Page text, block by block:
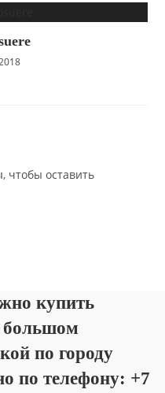
, чтобы оставить
купить
большом
по городу
по телефону: +7